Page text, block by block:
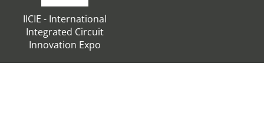
IICIE - International
Integrated Circuit
Innovation Expo